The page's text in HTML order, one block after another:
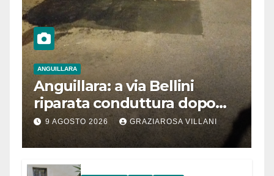
ANGUILLARA
Anguillara: a via Bellini
riparata conduttura dopo
segnalazione IdD
9 AGOSTO 2026 GRAZIAROSA VILLANI